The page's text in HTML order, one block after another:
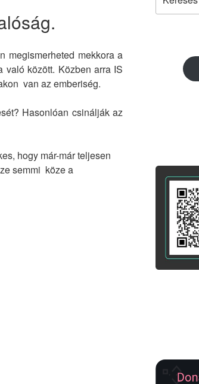
megismerheted mekkora a
való között. Közben arra IS
van az emberiség.
Hasonlóan csinálják az
hogy már-már teljesen
semmi köze a
következő